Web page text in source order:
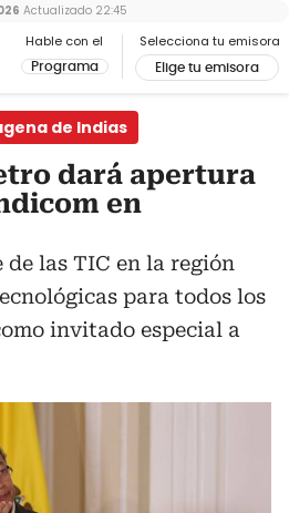
Hable con el
Programa
Selecciona tu emisora
Elige tu emisora
Actualizado 22:45
de Indias
dará apertura
en
las TIC en la región
para todos los
invitado especial a